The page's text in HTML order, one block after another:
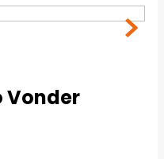
Vonder